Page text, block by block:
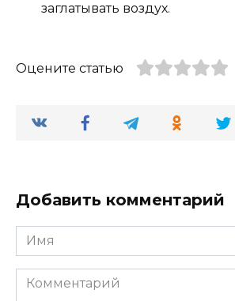
заглатывать воздух.
Оцените статью
Добавить комментарий
Имя
Комментарий